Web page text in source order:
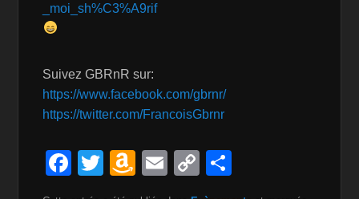
_moi_sh%C3%A9rif
Suivez GBRnR sur:
https://www.facebook.com/gbrnr/
https://twitter.com/FrancoisGbrnr
F
T
A
E
C
o